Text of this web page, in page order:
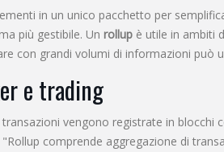
in un unico pacchetto per
più gestibile. Un rollup è utile in ambiti
con grandi volumi di informazioni può
e trading
vengono registrate in blocchi
comprende aggregazione di